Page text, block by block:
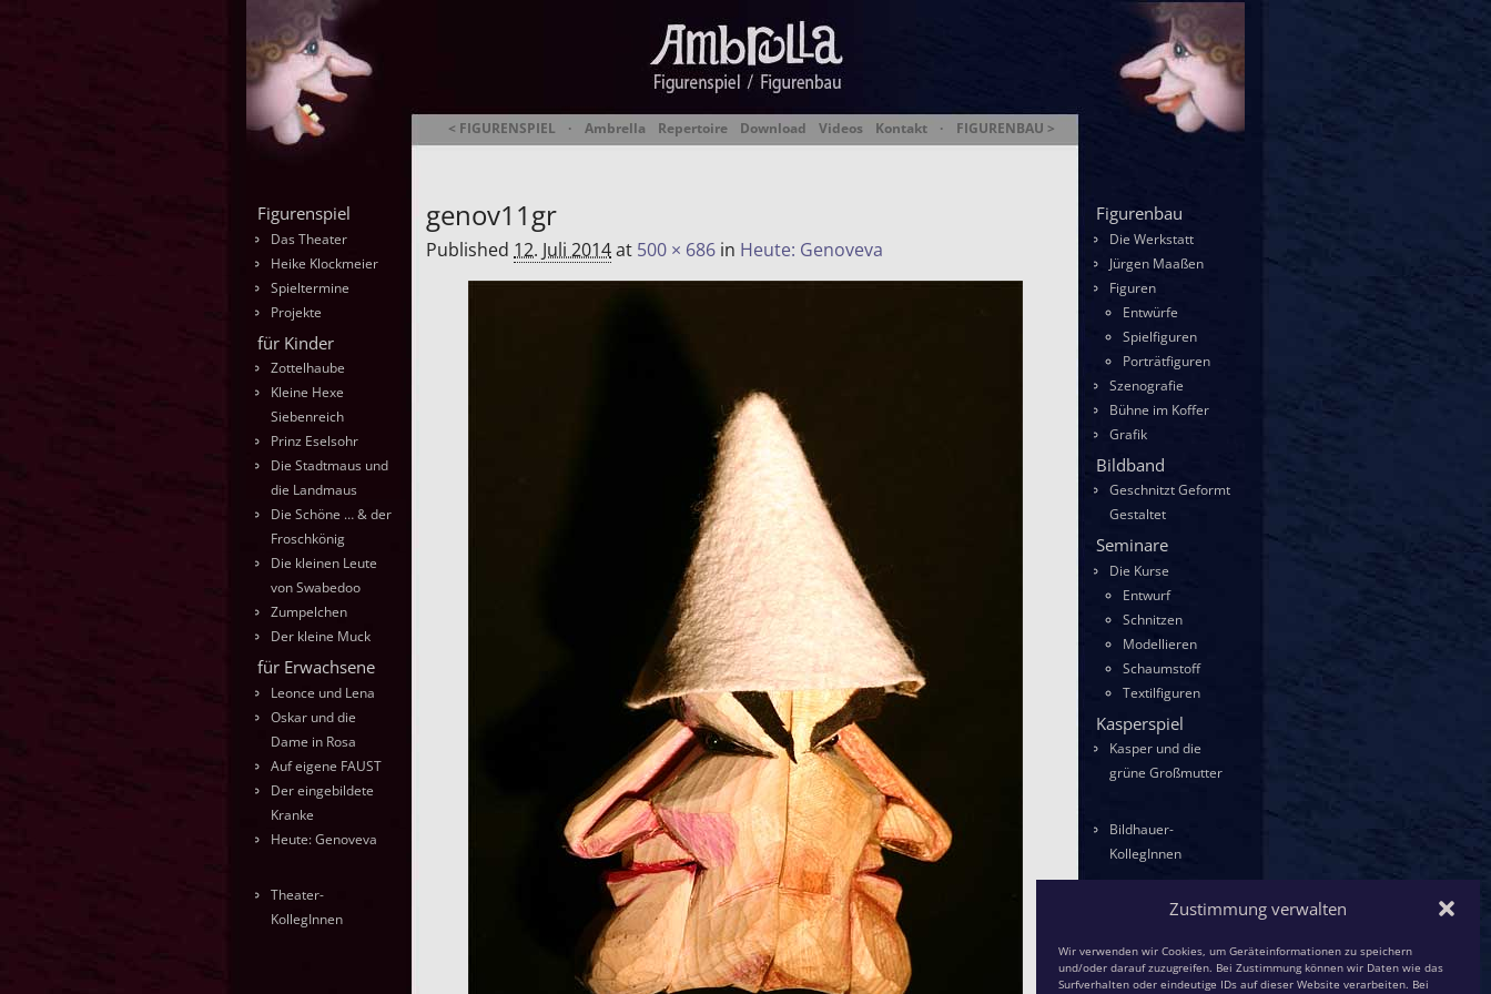
Zustimmung verwalten
Wir verwenden wir Cookies, um Geräteinformationen zu speichern
und/oder darauf zuzugreifen. Bei Zustimmung können wir Daten wie das
Surfverhalten oder eindeutige IDs auf dieser Website verarbeiten. Bei
< FIGURENSPIEL · Ambrella Repertoire Download Videos Kontakt · FIGURENBAU >
Ambrella Figurentheater & Figurenbau
genov11gr
Published 12. Juli 2014at 500 × 686 in Heute: Genoveva
Figurenspiel
Das Theater
Heike Klockmeier
Spieltermine
Projekte
für Kinder
Zottelhaube
Kleine Hexe
Siebenreich
Prinz Eselsohr
Die Stadtmaus und
die Landmaus
Die Schöne … & der
Froschkönig
Die kleinen Leute
von Swabedoo
Zumpelchen
Der kleine Muck
für Erwachsene
Leonce und Lena
Oskar und die
Dame in Rosa
Auf eigene FAUST
Der eingebildete
Kranke
Heute: Genoveva
Theater-
KollegInnen
Figurenbau
Die Werkstatt
Jürgen Maaßen
Figuren
Entwürfe
Spielfiguren
Porträtfiguren
Szenografie
Bühne im Koffer
Grafik
Bildband
Geschnitzt Geformt
Gestaltet
Seminare
Die Kurse
Entwurf
Schnitzen
Modellieren
Schaumstoff
Textilfiguren
Kasperspiel
Kasper und die
grüne Großmutter
Bildhauer-
KollegInnen